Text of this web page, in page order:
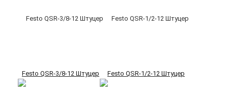
Festo QSR-3/8-12 Штуцер Festo QSR-1/2-12 Штуцер